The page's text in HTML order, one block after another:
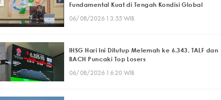
Fundamental Kuat di Tengah Kondisi Global
06/08/2026 13:55 WIB
IHSG Hari Ini Ditutup Melemah ke 6.343, TALF dan
BACH Puncaki Top Losers
06/08/2026 16:20 WIB